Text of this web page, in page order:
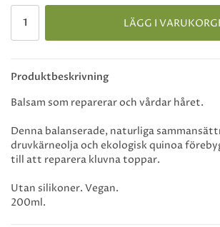
LÄGG I
Produktbeskrivning
Balsam som reparerar och vårdar håret.
Denna balanserade, naturliga
druvkärneolja och ekologisk quinoa
till att reparera kluvna toppar.
Utan silikoner. Vegan.
200ml.